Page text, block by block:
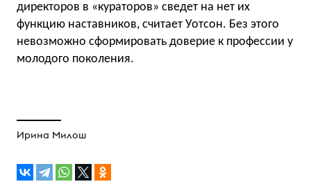
директоров в «кураторов» сведет на нет их
функцию наставников, считает Уотсон. Без этого
невозможно сформировать доверие к профессии у
молодого поколения.
Ирина Милош